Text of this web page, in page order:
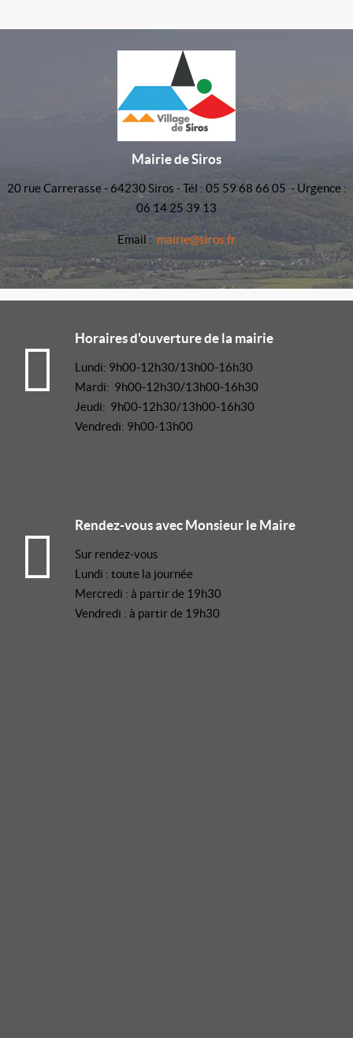
Mairie de Siros
20 rue Carrerasse - 64230 Siros - Tél : 05 59 68 66 05 - Urgence :
06 14 25 39 13
Email : mairie@siros.fr
Horaires d'ouverture de la mairie
Lundi: 9h00-12h30/13h00-16h30
Mardi: 9h00-12h30/13h00-16h30
Jeudi: 9h00-12h30/13h00-16h30
Vendredi: 9h00-13h00
Rendez-vous avec Monsieur le Maire
Sur rendez-vous
Lundi : toute la journée
Mercredi : à partir de 19h30
Vendredi : à partir de 19h30